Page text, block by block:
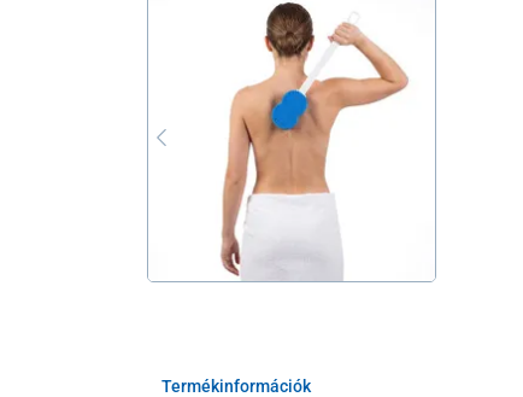
Termékinformációk